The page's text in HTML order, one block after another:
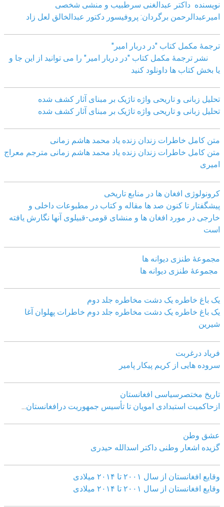
نویسنده داکتر عبدالغنی سرطبیب و منشی شخصی
امیرعبدالرحمن برگردان: پروفیسور دکتور عبدالخالق لعل زاد
ترجمۀ مکمل کتاب "در دربار امیر"
نشر ترجمۀ مکمل کتاب "در دربار امیر" را می توانید از این جا و
یا بخش کتاب ها داونلود کنید
تحلیل زبانی و تاریحی واژه تاژیک بر مبنای آثار کشف شده
تحلیل زبانی و تاریحی واژه تاژیک بر مبنای آثار کشف شده
متن کامل خاطرات زندان زنده یاد محمد هاشم زمانی
متن کامل خاطرات زندان زنده یاد محمد هاشم زمانی مترجم معراج
امیری
کرونولوژی افغان ھا در منابع تاریخی
پیشگفتار تا کنون صد ھا مقاله و کتاب در مطبوعات داخلی و
خارجی در مورد افغان ھا و منشای قومی-قبیلوی آنھا نگارش یافته
است
مجموعهٔ طنزی دیوانه ها
مجموعهٔ طنزی دیوانه ها
یک باغ خاطره یک دشت مخاطره جلد دوم
یک باغ خاطره یک دشت مخاطره جلد دوم خاطرات پهلوان آغا
شیرین
فریاد درغربت
سروده هایی از کریم پیکار پامیر
تاریخ مختصرسیاسی افغانستان
ازحاکمیت استبدادی امویان تا تأسیس جمهوریت درافغانستان
عشق وطن
گزیده اشعار وطنی داکتر اسدالله حیدری
وقایع افغانستان از سال ۲۰۰۱ تا ۲۰۱۴ میلادی
وقایع افغانستان از سال ۲۰۰۱ تا ۲۰۱۴ میلادی